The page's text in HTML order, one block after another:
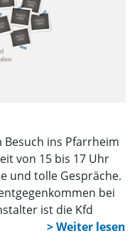
ins Pfarrheim
von 15 bis 17 Uhr
und tolle Gespräche.
bei
ist die Kfd